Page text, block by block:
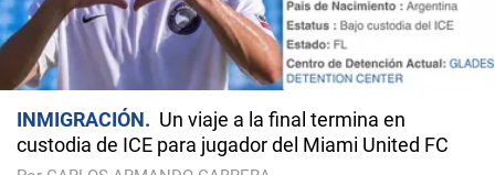
INMIGRACIÓN
Un viaje a la final termina en
custodia de ICE para jugador del Miami United FC